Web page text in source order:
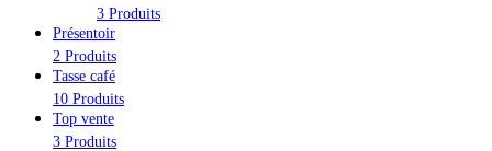
3 Produits
Présentoir
2 Produits
Tasse café
10 Produits
Top vente
3 Produits